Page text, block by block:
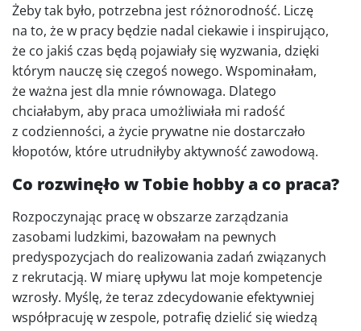
Żeby tak było, potrzebna jest różnorodność. Liczę
na to, że w pracy będzie nadal ciekawie i inspirująco,
że co jakiś czas będą pojawiały się wyzwania, dzięki
którym nauczę się czegoś nowego. Wspominałam,
że ważna jest dla mnie równowaga. Dlatego
chciałabym, aby praca umożliwiała mi radość
z codzienności, a życie prywatne nie dostarczało
kłopotów, które utrudniłyby aktywność zawodową.
Co rozwinęło w Tobie hobby a co praca?
Rozpoczynając pracę w obszarze zarządzania
zasobami ludzkimi, bazowałam na pewnych
predyspozycjach do realizowania zadań związanych
z rekrutacją. W miarę upływu lat moje kompetencje
wzrosły. Myślę, że teraz zdecydowanie efektywniej
współpracuję w zespole, potrafię dzielić się wiedzą